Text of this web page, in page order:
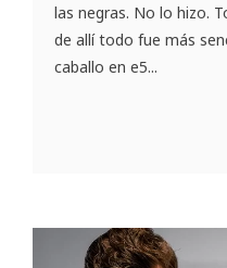
las negras. No lo hizo.
de allí todo fue más
caballo en e5...